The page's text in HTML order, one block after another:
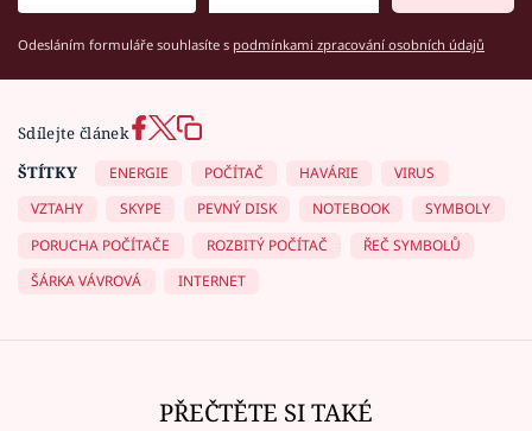
Odesláním formuláře souhlasíte s podmínkami zpracování osobních údajů
Sdílejte článek
ŠTÍTKY
ENERGIE POČÍTAČ HAVÁRIE
VIRUS
VZTAHY
SKYPE PEVNÝ DISK NOTEBOOK
SYMBOLY
PORUCHA POČÍTAČE
ROZBITÝ POČÍTAČ
ŘEČ SYMBOLŮ
ŠÁRKA VÁVROVÁ
INTERNET
PŘEČTĚTE SI TAKÉ